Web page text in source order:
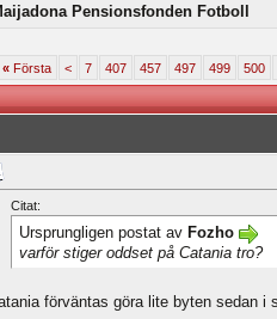
Pensionsfonden Fotboll
«Första < 7 407 457 497 499 500
Citat:
Ursprungligen postat av Fozho
varför stiger oddset på Catania tro?
förväntas göra lite byten sedan i